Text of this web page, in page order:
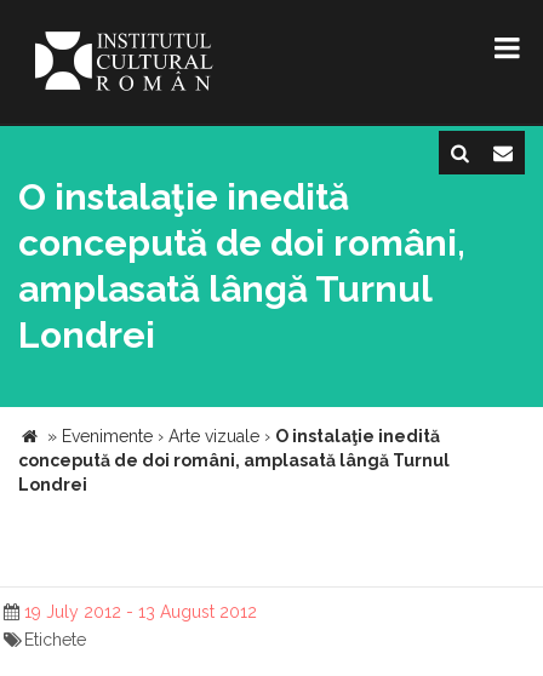
O instalaţie inedită
concepută de doi români,
amplasată lângă Turnul
Londrei
» Evenimente › Arte vizuale › O instalaţie inedită
concepută de doi români, amplasată lângă Turnul
Londrei
19 July 2012 - 13 August 2012
Etichete